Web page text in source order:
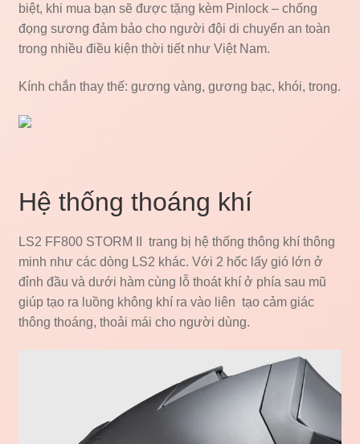
biệt, khi mua bạn sẽ được tặng kèm Pinlock – chống
đọng sương đảm bảo cho người đội di chuyển an toàn
trong nhiều điều kiện thời tiết như Việt Nam.
Kính chắn thay thế: gương vàng, gương bạc, khói, trong.
Hệ thống thoáng khí
LS2 FF800 STORM II trang bị hệ thống thông khí thông
minh như các dòng LS2 khác. Với 2 hốc lấy gió lớn ở
đỉnh đầu và dưới hàm cùng lỗ thoát khí ở phía sau mũ
giúp tạo ra luồng không khí ra vào liên tạo cảm giác
thông thoáng, thoải mái cho người dùng.